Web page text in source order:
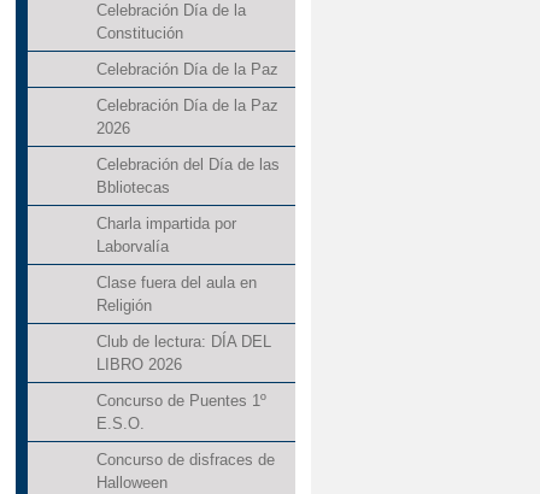
Celebración Día de la
Constitución
Celebración Día de la Paz
Celebración Día de la Paz
2026
Celebración del Día de las
Bbliotecas
Charla impartida por
Laborvalía
Clase fuera del aula en
Religión
Club de lectura: DÍA DEL
LIBRO 2026
Concurso de Puentes 1º
E.S.O.
Concurso de disfraces de
Halloween